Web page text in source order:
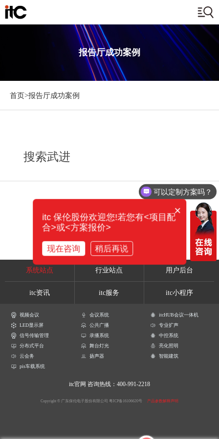
报告厅成功案例
首页>报告厅成功案例
搜索武进
系统站点 行业站点 用户后台
itc资讯 itc服务 itc小程序
视频会议 会议系统
itcHUB会议一体机
LED显示屏
公共广播
专业扩声
信号传输管理
录播系统
中控系统
分布式平台
舞台灯光
亮化照明
云会务
扬声器
智能建筑
pis车载系统
itc官网 咨询热线：400-991-2218
Copyright © 广东保伦电子股份有限公司 粤ICP备16106620号 产品参数解释声明
可以定制方案吗？
×
itc 保伦股份欢迎您!若您有<项目配
合>或<方案报价>
现在咨询 稍后再说